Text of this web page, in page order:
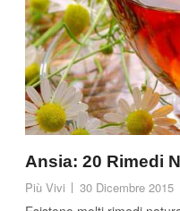
Ansia: 20 Rimedi
Più Vivi 30 Dicembre 2015